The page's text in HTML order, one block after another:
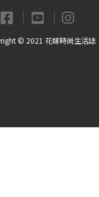
© 2021 花嫁時尚生活誌